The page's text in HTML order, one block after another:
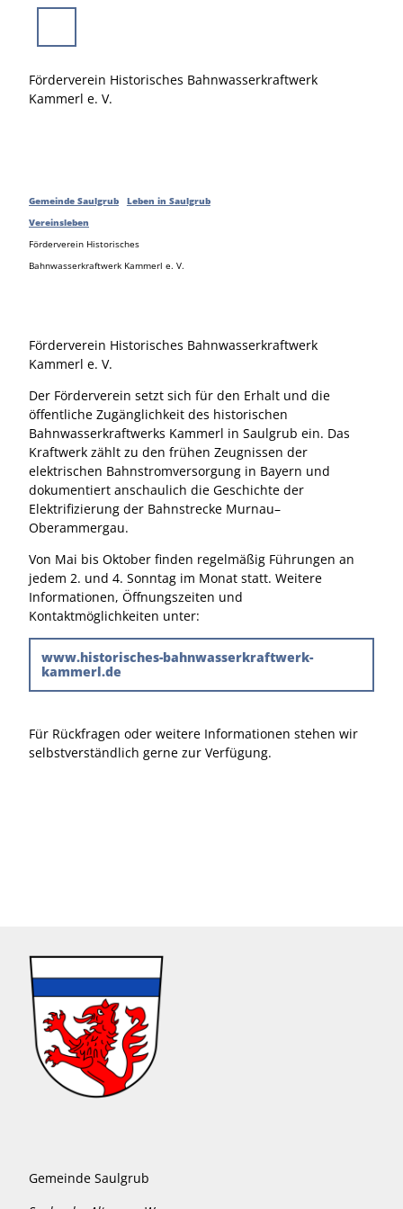
Förderverein Historisches Bahnwasserkraftwerk
Kammerl e. V.
Gemeinde Saulgrub
Leben in Saulgrub
Vereinsleben
Förderverein Historisches
Bahnwasserkraftwerk Kammerl e. V.
Förderverein Historisches Bahnwasserkraftwerk
Kammerl e. V.
Der Förderverein setzt sich für den Erhalt und die
öffentliche Zugänglichkeit des historischen
Bahnwasserkraftwerks Kammerl in Saulgrub ein. Das
Kraftwerk zählt zu den frühen Zeugnissen der
elektrischen Bahnstromversorgung in Bayern und
dokumentiert anschaulich die Geschichte der
Elektrifizierung der Bahnstrecke Murnau–
Oberammergau.
Von Mai bis Oktober finden regelmäßig Führungen an
jedem 2. und 4. Sonntag im Monat statt. Weitere
Informationen, Öffnungszeiten und
Kontaktmöglichkeiten unter:
www.historisches-bahnwasserkraftwerk-
kammerl.de
Für Rückfragen oder weitere Informationen stehen wir
selbstverständlich gerne zur Verfügung.
Gemeinde Saulgrub